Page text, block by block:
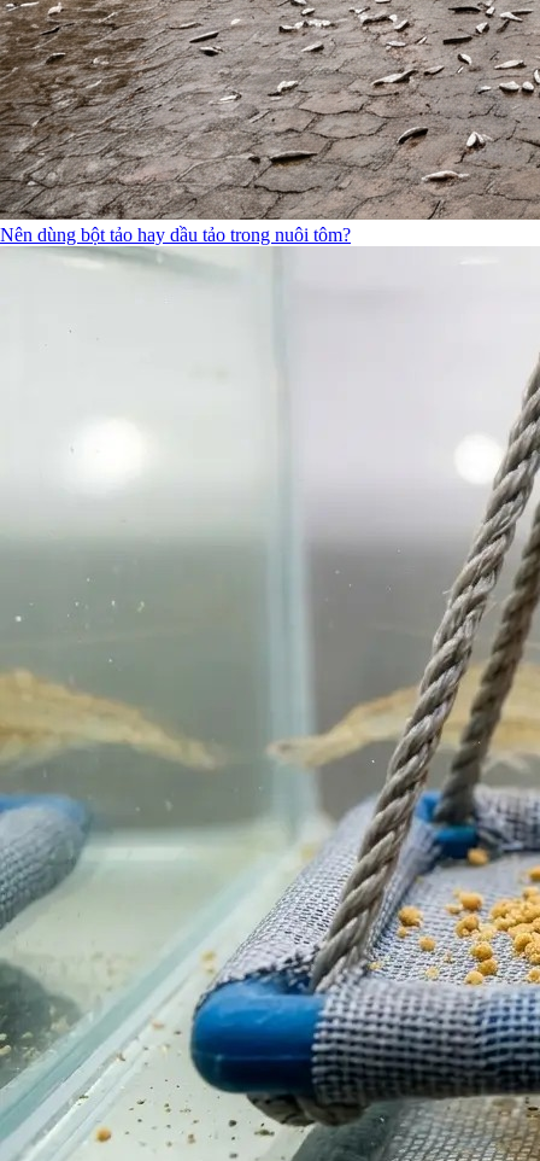
Nên dùng bột tảo hay dầu tảo trong nuôi tôm?